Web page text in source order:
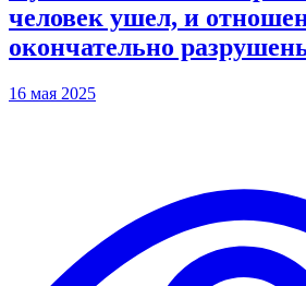
человек ушел, и
окончательно
16 мая 2025